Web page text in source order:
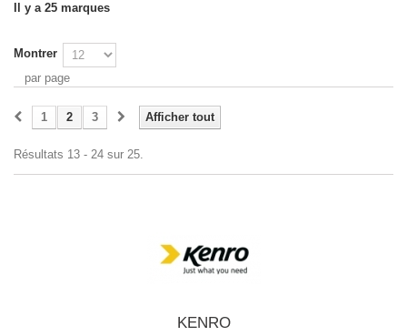
Il y a 25 marques
Montrer
par page
Afficher tout
1 2 3
Résultats 13 - 24 sur 25.
KENRO